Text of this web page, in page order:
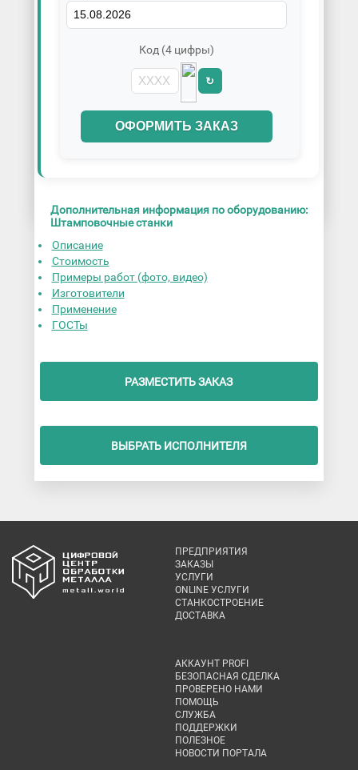
Код (4 цифры)
↻
ОФОРМИТЬ ЗАКАЗ
Дополнительная информация по оборудованию:
Штамповочные станки
Описание
Стоимость
Примеры работ (фото, видео)
Изготовители
Применение
ГОСТы
РАЗМЕСТИТЬ ЗАКАЗ
ВЫБРАТЬ ИСПОЛНИТЕЛЯ
ПРЕДПРИЯТИЯ
ЗАКАЗЫ
УСЛУГИ
ONLINE УСЛУГИ
СТАНКОСТРОЕНИЕ
ДОСТАВКА
АККАУНТ PROFI
БЕЗОПАСНАЯ СДЕЛКА
ПРОВЕРЕНО НАМИ
ПОМОЩЬ
СЛУЖБА
ПОДДЕРЖКИ
ПОЛЕЗНОЕ
НОВОСТИ ПОРТАЛА